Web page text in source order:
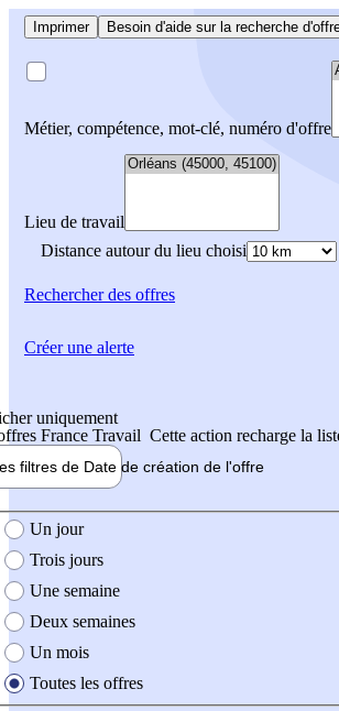
Imprimer Besoin d'aide sur la recherche
Métier, compétence, mot-clé, numéro d'offre
Lieu de travail
Distance autour du lieu choisi
Rechercherdes offres
uniquement
France Travail Cette action recharge la
filtres de Date de création de l'offre
création de l'offre
Un jour
Trois jours
Une semaine
Deux semaines
Un mois
Toutes les offres
Créer une alerte